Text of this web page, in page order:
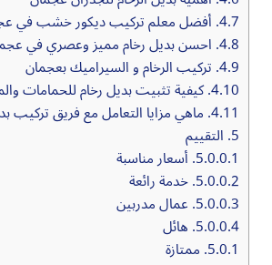
4.7. أفضل معلم تركيب ديكور خشب في
4.8. احسن بديل رخام مميز وعصري في
4.9. تركيب الرخام و السيراميك بعجمان
4.10. كيفية تثبيت بديل رخام للحمامات
4.11. ماهي مزايا التعامل مع فريق
5. التقييم
5.0.0.1. أسعار مناسبة
5.0.0.2. خدمة رائعة
5.0.0.3. عمال مدربين
5.0.0.4. هائل
5.0.1. ممتازة